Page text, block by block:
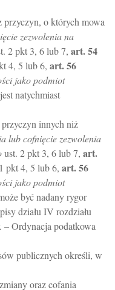
o których mowa
zezwolenia na
2 pkt 3, 6 lub 7, art.54
4, 5 lub 6, art.56
jako podmiot
natychmiast
innych niż
lub cofnięcie zezwolenia
ust. 2 pkt 3, 6 lub 7, art.
pkt 4, 5 lub 6, art.56
jako podmiot
być nadany rygor
działu IV rozdziału
– Ordynacja podatkowa
publicznych określi, w
oraz cofania